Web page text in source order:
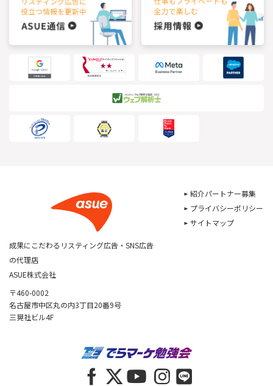
成果にこだわるリスティング広告・SNS広告
の代理店
ASUE株式会社
〒460-0002
名古屋市中区丸の内3丁目20番9号
三晃社ビル4F
紹介パートナー募集
プライバシーポリシー
サイトマップ